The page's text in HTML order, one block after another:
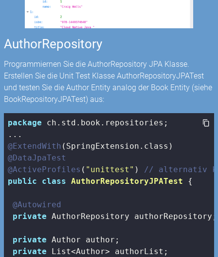
AuthorRepository
Programmiernen Sie die AuthorRepository JPA Klasse.
Erstellen Sie die Unit Test Klasse AuthorRepositoryJPATest
und testen Sie die Author Entity analog der Book Entity (siehe
BookRepositoryJPATest) aus:
package ch.std.book.repositories;
@ExtendWith
@DataJpaTest
@ActiveProfiles ( "unittest" ) // alternativ
public
class AuthorRepositoryJPATest {
@Autowired
private AuthorRepository authorRepository;
private Author author;
private List<Author> authorList;